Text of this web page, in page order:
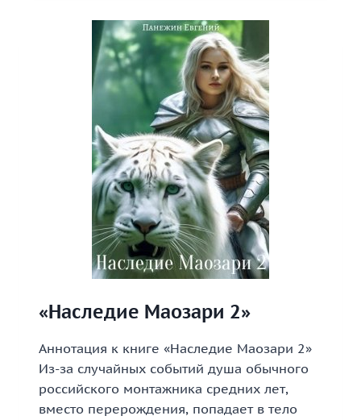
СКАНДАЛЬНАЯ
ИСТОРИЯ
ПОПАДАНКИ»
«Наследие Маозари 2»
Аннотация к книге «Наследие Маозари 2»
Из-за случайных событий душа обычного
российского монтажника средних лет,
вместо перерождения, попадает в тело